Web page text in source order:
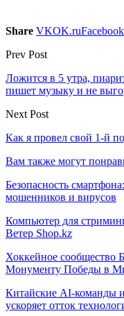
Share VKOK.ruFacebook
Prev Post
Ложится в 5 утра,
пишет музыку и не
Next Post
Как я провел свой 1-й
Вам также могут
Безопасность
мошенников и вирусов
Компьютер для
Ветер Shop.kz
Хоккейное сообщество
Монументу Победы в
Китайские AI-команды
ускоряет отток